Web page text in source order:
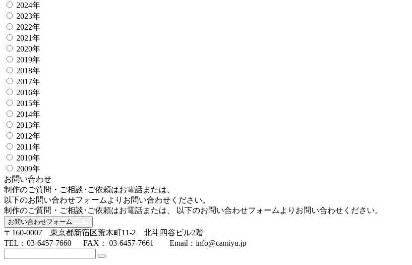
2024年
2023年
2022年
2021年
2020年
2019年
2018年
2017年
2016年
2015年
2014年
2013年
2012年
2011年
2010年
2009年
お問い合わせ
制作のご質問・ご相談･ご依頼はお電話または、
以下のお問い合わせフォームよりお問い合わせください。
制作のご質問・ご相談･ご依頼はお電話または、 以下のお問い合わせフォームよりお問い合わせください。
お問い合わせフォーム
〒160-0007 東京都新宿区荒木町11-2 北斗四谷ビル2階
TEL：03-6457-7660 FAX： 03-6457-7661 Email：info@camiyu.jp